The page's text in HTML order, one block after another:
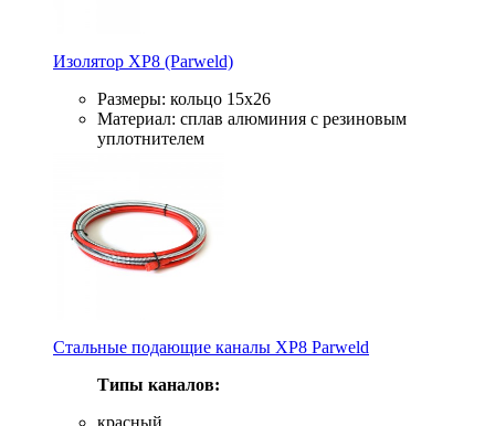
Изолятор XP8 (Parweld)
Размеры: кольцо 15x26
Материал: сплав алюминия с резиновым
уплотнителем
Стальные подающие каналы XP8 Parweld
Типы каналов:
красный